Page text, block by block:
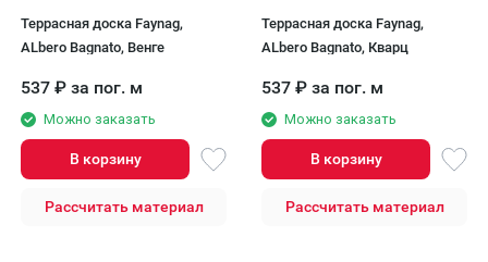
Террасная доска Faynag,
ALbero Bagnato, Венге
537 ₽ за пог. м
Можно заказать
В корзину
Рассчитать материал
Террасная доска Faynag,
ALbero Bagnato, Кварц
537 ₽ за пог. м
Можно заказать
В корзину
Рассчитать материал